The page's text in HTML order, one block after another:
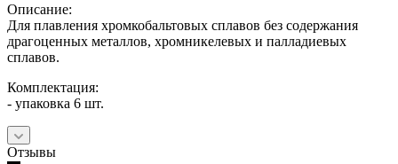
Описание:
Для плавления хромкобальтовых сплавов без содержания
драгоценных металлов, хромникелевых и палладиевых
сплавов.
Комплектация:
- упаковка 6 шт.
Отзывы